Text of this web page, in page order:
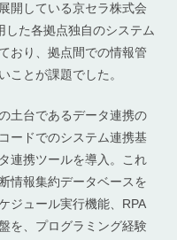
開している京セラ株式会
した各拠点独自のシステム
おり、拠点間での情報管
ことが課題でした。
土台であるデータ連携の
ードでのシステム連携基
連携ツールを導入。これ
情報集約データベースを
ジュール実行機能、RPA
を、プログラミング経験